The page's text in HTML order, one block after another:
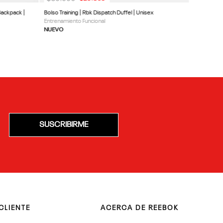
|
Bolso Training | Rbk Dispatch Duffel | Unisex
Entrenamiento Funcional
NUEVO
SUSCRIBIRME
ACERCA DE REEBOK